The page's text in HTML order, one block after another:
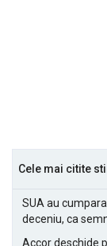
Cele mai citite
SUA au
deceniu, ca
Accor deschide